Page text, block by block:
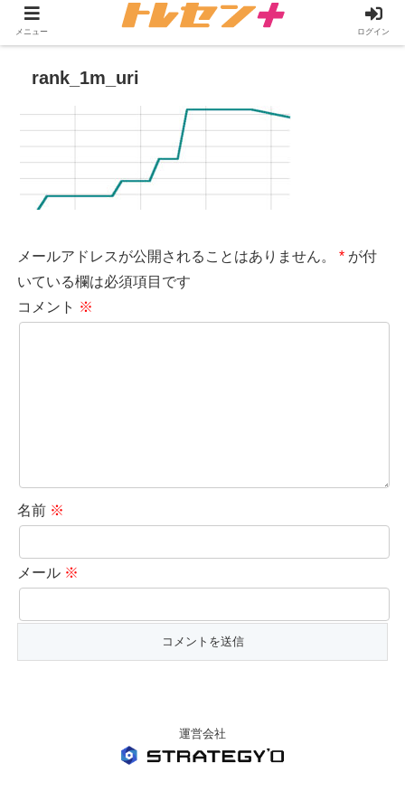
rank_1m_uri
メールアドレスが公開されることはありません。 * が付
いている欄は必須項目です
コメント ※
名前 ※
メール ※
運営会社
メニュー ログイン